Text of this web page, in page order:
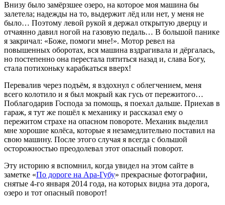
Внизу было замёрзшее озеро, на которое моя машина бы
залетела; надежды на то, выдержит лёд или нет, у меня не
было… Поэтому левой рукой я держал открытую дверцу и
отчаянно давил ногой на газовую педаль… В большой панике
я закричал: «Боже, помоги мне!». Мотор ревел на
повышенных оборотах, вся машина вздрагивала и дёргалась,
но постепенно она перестала пятиться назад и, слава Богу,
стала потихоньку карабкаться вверх!
Перевалив через подъём, я вздохнул с облегчением, меня
всего колотило и я был мокрый как гусь от пережитого…
Поблагодарив Господа за помощь, я поехал дальше. Приехав в
гараж, я тут же пошёл к механику и рассказал ему о
пережитом страхе на опасном повороте. Механик выделил
мне хорошие колёса, которые я незамедлительно поставил на
свою машину. После этого случая я всегда с большой
осторожностью преодолевал этот опасный поворот.
Эту историю я вспомнил, когда увидел на этом сайте в
заметке «По дороге на Ара-Губу» прекрасные фотографии,
снятые 4-го января 2014 года, на которых видна эта дорога,
озеро и тот опасный поворот!